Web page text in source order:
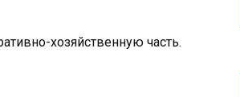
хозяйственную часть.